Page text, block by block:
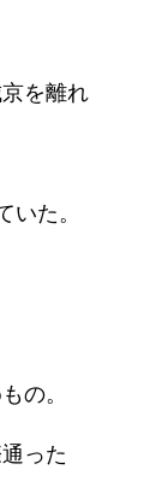
を離れ
た。
の。
った